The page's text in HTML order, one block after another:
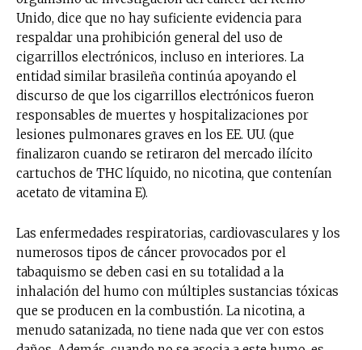
Unido, dice que no hay suficiente evidencia para
respaldar una prohibición general del uso de
cigarrillos electrónicos, incluso en interiores. La
entidad similar brasileña continúa apoyando el
discurso de que los cigarrillos electrónicos fueron
responsables de muertes y hospitalizaciones por
lesiones pulmonares graves en los EE. UU. (que
finalizaron cuando se retiraron del mercado ilícito
cartuchos de THC líquido, no nicotina, que contenían
acetato de vitamina E).
Las enfermedades respiratorias, cardiovasculares y los
numerosos tipos de cáncer provocados por el
tabaquismo se deben casi en su totalidad a la
inhalación del humo con múltiples sustancias tóxicas
que se producen en la combustión. La nicotina, a
menudo satanizada, no tiene nada que ver con estos